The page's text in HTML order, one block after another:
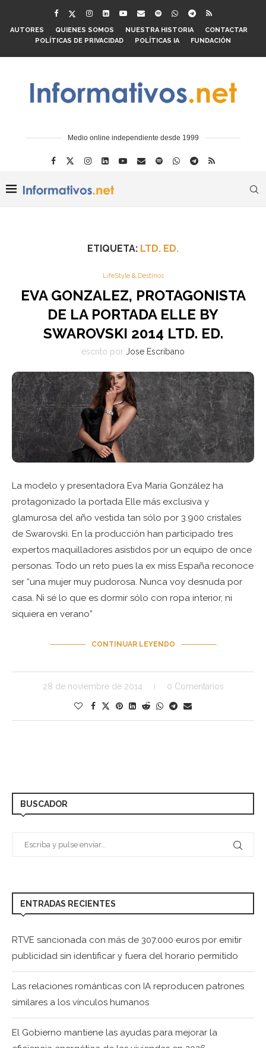
AUTORES QUIENES SOMOS NUESTRA HISTORIA
CONTACTAR
POLÍTICAS DE PRIVACIDAD
POLÍTICAS IA FUNDACIÓN
Medio online independiente desde 1999
ETIQUETA: LTD. ED.
LifeStyle & Destinos
EVA GONZALEZ, PROTAGONISTA
DE LA PORTADA ELLE BY
SWAROVSKI 2014 LTD. ED.
escrito por Jose Escribano
La modelo y presentadora Eva María González ha
protagonizado la portada Elle más exclusiva y
glamurosa del año vestida tan sólo por 3.900 cristales
de Swarovski. En la producción han participado tres
expertos maquilladores asistidos por un equipo de once
personas. Todo un reto pues la ex miss España reconoce
ser “una mujer muy pudorosa. Nunca voy desnuda por
casa. Ni sé lo que es dormir sólo con ropa interior, ni
siquiera en verano”
CONTINUAR LEYENDO
28 de noviembre de 2014 0 Comentarios
BUSCADOR
ENTRADAS RECIENTES
RTVE sancionada con más de 307.000 euros por emitir
publicidad sin identificar y fuera del horario permitido
Las relaciones románticas con IA reproducen patrones
similares a los vínculos humanos
El Gobierno mantiene las ayudas para mejorar la